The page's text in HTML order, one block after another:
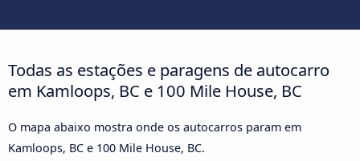
Todas as estações e paragens de autocarro
em Kamloops, BC e 100 Mile House, BC
O mapa abaixo mostra onde os autocarros param em
Kamloops, BC e 100 Mile House, BC.